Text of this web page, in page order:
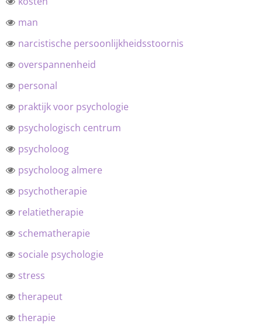
man
narcistische persoonlijkheidsstoornis
overspannenheid
personal
praktijk voor psychologie
psychologisch centrum
psycholoog
psycholoog almere
psychotherapie
relatietherapie
schematherapie
sociale psychologie
stress
therapeut
therapie